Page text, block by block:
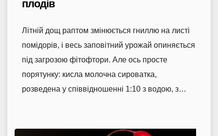
плодів
Літній дощ раптом змінюється гниллю на листі
помідорів, і весь заповітний урожай опиняється
під загрозою фітофтори. Але ось просте
порятунку: кисла молочна сироватка,
розведена у співвідношенні 1:10 з водою, з…